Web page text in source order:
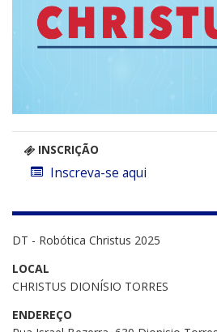
INSCRIÇÃO
Inscreva-se aqui
DT - Robótica Christus 2025
LOCAL
CHRISTUS DIONÍSIO TORRES
ENDEREÇO